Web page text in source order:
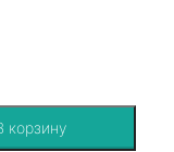
корзину